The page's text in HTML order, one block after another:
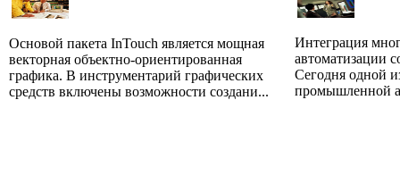
Основой пакета InTouch является мощная
векторная объектно-ориентированная
графика. В инструментарий графических
средств включены возможности создани...
Интеграция
автоматизации
Сегодня одной
промышленной